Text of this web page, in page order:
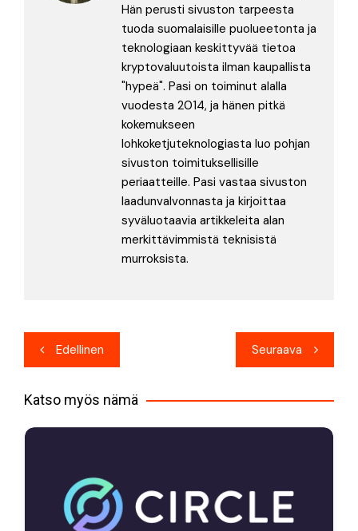
Hän perusti sivuston tarpeesta
tuoda suomalaisille puolueetonta ja
teknologiaan keskittyvää tietoa
kryptovaluutoista ilman kaupallista
"hypeä". Pasi on toiminut alalla
vuodesta 2014, ja hänen pitkä
kokemukseen
lohkoketjuteknologiasta luo pohjan
sivuston toimituksellisille
periaatteille. Pasi vastaa sivuston
laadunvalvonnasta ja kirjoittaa
syväluotaavia artikkeleita alan
merkittävimmistä teknisistä
murroksista.
Artikkelien
selaus
Edellinen Seuraava
Katso myös nämä